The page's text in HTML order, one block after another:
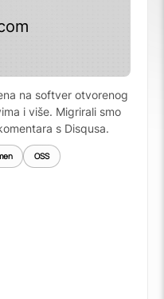
na softver otvorenog
i više. Migrirali smo
s Disqusa.
OSS